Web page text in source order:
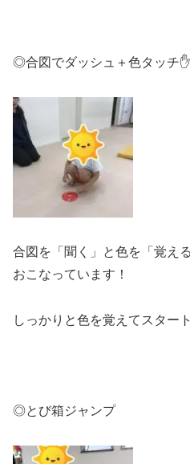
◎合図でダッシュ＋色タッチ✋
合図を「聞く」と色を「覚え
おこなっています！
しっかりと色を覚えてスター
◎とび箱ジャンプ